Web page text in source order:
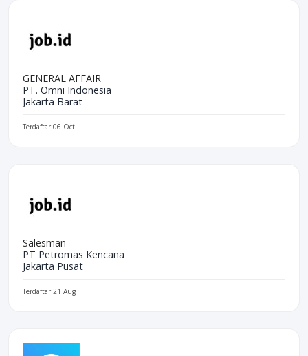
GENERAL AFFAIR
PT. Omni Indonesia
Jakarta Barat
Terdaftar 06 Oct
Salesman
PT Petromas Kencana
Jakarta Pusat
Terdaftar 21 Aug